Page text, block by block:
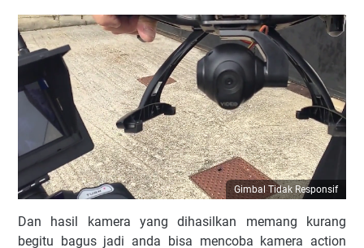
Gimbal Tidak Responsif
Dan hasil kamera yang dihasilkan memang kurang
begitu bagus jadi anda bisa mencoba kamera action